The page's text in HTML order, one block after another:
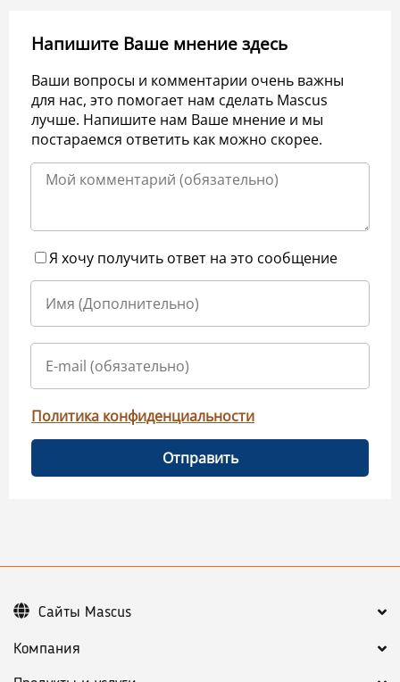
Напишите Ваше мнение здесь
Ваши вопросы и комментарии очень важны
для нас, это помогает нам сделать Mascus
лучше. Напишите нам Ваше мнение и мы
постараемся ответить как можно скорее.
Я хочу получить ответ на это сообщение
Политика конфиденциальности
Отправить
Компания
Сайты Mascus